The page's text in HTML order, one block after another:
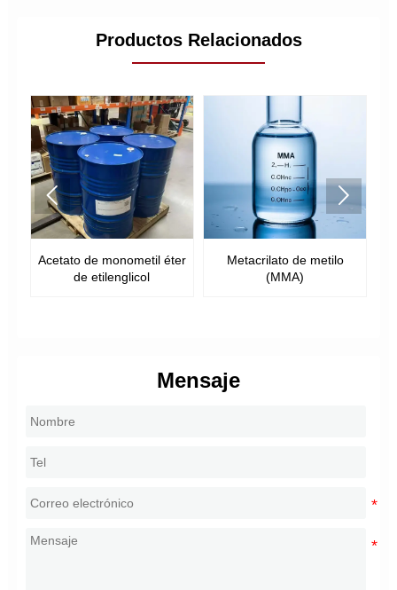
Productos Relacionados
Acetato de monometil éter
de etilenglicol
Metacrilato de metilo
(MMA)
 
Mensaje